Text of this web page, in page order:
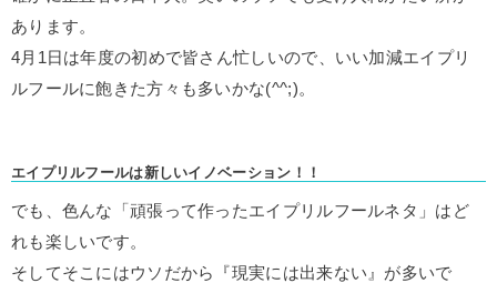
あります。
4月1日は年度の初めで皆さん忙しいので、いい加減エイプリ
ルフールに飽きた方々も多いかな(^^;)。
エイプリルフールは新しいイノベーション！！
でも、色んな「頑張って作ったエイプリルフールネタ」はど
れも楽しいです。
そしてそこにはウソだから『現実には出来ない』が多いで